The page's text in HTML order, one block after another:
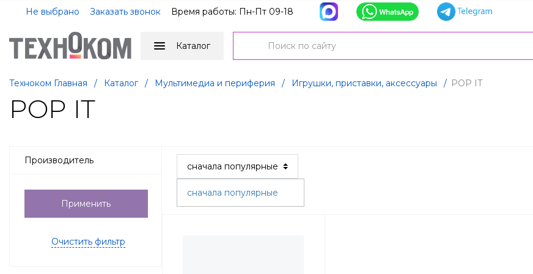
Не выбрано Заказать звонок Время работы: Пн-Пт 09-18
Каталог
Техноком Главная / Каталог / Мультимедиа и периферия / Игрушки, приставки, аксеcсуары / POP IT
POP IT
сначала популярные
Производитель
Применить
Очистить фильтр